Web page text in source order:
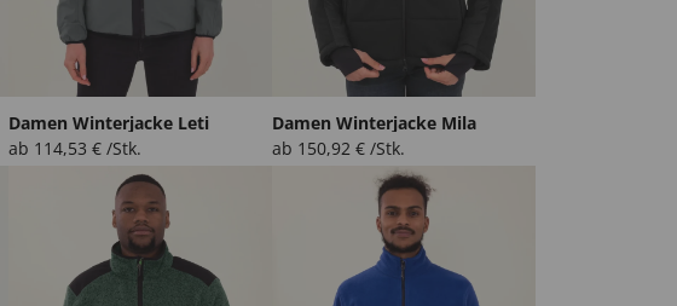
Damen Winterjacke Leti
ab 114,53 € /Stk.
Damen Winterjacke Mila
ab 150,92 € /Stk.